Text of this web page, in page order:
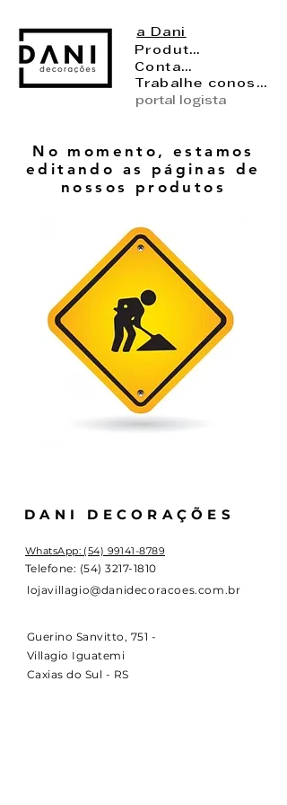
a Dani
Produtos
Contato
Trabalhe conosco
portal logista
No momento, estamos
editando as páginas de
nossos produtos
DANI DECORAÇÕES
WhatsApp: (54) 99141-8789
Telefone: (54) 3217-1810
lojavillagio@danidecoracoes.com.br
Guerino Sanvitto, 751 -
Villagio Iguatemi
Caxias do Sul - RS